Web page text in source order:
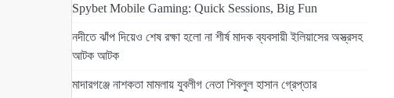
Spybet Mobile Gaming: Quick Sessions, Big Fun
নদীতে ঝাঁপ দিয়েও শেষ রক্ষা হলো না শীর্ষ মাদক ব্যবসায়ী ইলিয়াসের অস্ত্রসহ
আটক আটক
মাদারগঞ্জে নাশকতা মামলায় যুবলীগ নেতা শিবলুল হাসান গ্রেপ্তার